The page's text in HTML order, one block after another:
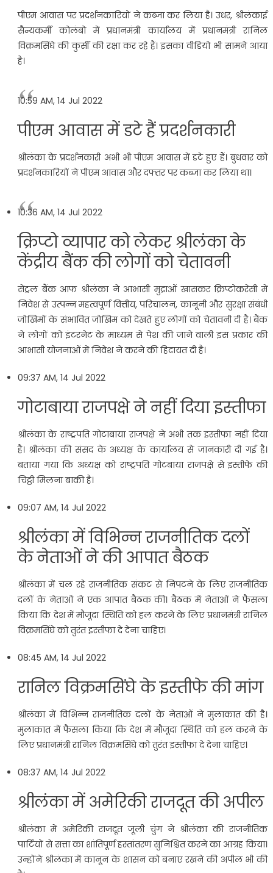
पीएम आवास पर प्रदर्शनकारियों ने कब्जा कर लिया है। उधर, श्रीलंकाई
सैन्यकर्मी कोलंबो में प्रधानमंत्री कार्यालय में प्रधानमंत्री रानिल
विक्रमसिंघे की कुर्सी की रक्षा कर रहे हैं। इसका वीडियो भी सामने आया
है।
10:59 AM, 14 Jul 2022
पीएम आवास में डटे हैं प्रदर्शनकारी
श्रीलंका के प्रदर्शनकारी अभी भी पीएम आवास में डटे हुए हैं। बुधवार को
प्रदर्शनकारियों ने पीएम आवास और दफ्तर पर कब्जा कर लिया था।
10:36 AM, 14 Jul 2022
क्रिप्टो व्यापार को लेकर श्रीलंका के
केंद्रीय बैंक की लोगों को चेतावनी
सेंट्रल बैंक आफ श्रीलंका ने आभासी मुद्राओं खासकर क्रिप्टोकरेंसी में
निवेश से उत्पन्न महत्वपूर्ण वित्तीय, परिचालन, कानूनी और सुरक्षा संबंधी
जोखिमों के संभावित जोखिम को देखते हुए लोगों को चेतावनी दी है। बैंक
ने लोगों को इंटरनेट के माध्यम से पेश की जाने वाली इस प्रकार की
आभासी योजनाओं में निवेश ने करने की हिदायत दी है।
09:37 AM, 14 Jul 2022
गोटाबाया राजपक्षे ने नहीं दिया इस्तीफा
श्रीलंका के राष्ट्रपति गोटाबाया राजपक्षे ने अभी तक इस्तीफा नहीं दिया
है। श्रीलंका की संसद के अध्यक्ष के कार्यालय से जानकारी दी गई है।
बताया गया कि अध्यक्ष को राष्ट्रपति गोटबाया राजपक्षे से इस्तीफे की
चिट्ठी मिलना बाकी है।
09:07 AM, 14 Jul 2022
श्रीलंका में विभिन्न राजनीतिक दलों
के नेताओं ने की आपात बैठक
श्रीलंका में चल रहे राजनीतिक संकट से निपटने के लिए राजनीतिक
दलों के नेताओं ने एक आपात बैठक की। बैठक में नेताओं ने फैसला
किया कि देश में मौजूदा स्थिति को हल करने के लिए प्रधानमंत्री रानिल
विक्रमसिंघे को तुरंत इस्तीफा दे देना चाहिए।
08:45 AM, 14 Jul 2022
रानिल विक्रमसिंघे के इस्तीफे की मांग
श्रीलंका में विभिन्न राजनीतिक दलों के नेताओं ने मुलाकात की है।
मुलाकात में फैसला किया कि देश में मौजूदा स्थिति को हल करने के
लिए प्रधानमंत्री रानिल विक्रमसिंघे को तुरंत इस्तीफा दे देना चाहिए।
08:37 AM, 14 Jul 2022
श्रीलंका में अमेरिकी राजदूत की अपील
श्रीलंका में अमेरिकी राजदूत जूली चुंग ने श्रीलंका की राजनीतिक
पार्टियों से सत्ता का शांतिपूर्ण हस्तांतरण सुनिश्चित करने का आग्रह किया।
उन्होंने श्रीलंका में कानून के शासन को बनाए रखने की अपील भी की